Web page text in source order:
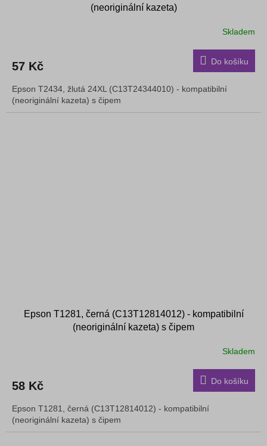
(neoriginální kazeta)
Skladem
57 Kč Do košíku
Epson T2434, žlutá 24XL (C13T24344010) - kompatibilní
(neoriginální kazeta) s čipem
Epson T1281, černá (C13T12814012) - kompatibilní
(neoriginální kazeta) s čipem
Skladem
58 Kč Do košíku
Epson T1281, černá (C13T12814012) - kompatibilní
(neoriginální kazeta) s čipem